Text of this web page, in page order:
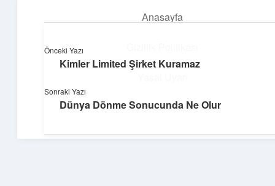
Anasayfa
Hakkımızda
Deniz Esintisi Hikayeler
Dalgalardan ilham alan neşeli bilgiler!
Önceki Yazı
Kimler Limited Şirket Kuramaz
Sonraki Yazı
Dünya Dönme Sonucunda Ne Olur